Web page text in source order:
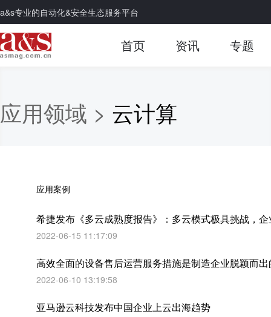
a&s专业的自动化&安全生态服务平台
首页 资讯 专题
应用领域 > 云计算
应用案例
希捷发布《多云成熟度报告》：多云模式极具挑战，
2022-06-15 11:17:09
高效全面的设备售后运营服务措施是制造企业脱颖而
2022-06-10 13:19:58
亚马逊云科技发布中国企业上云出海趋势